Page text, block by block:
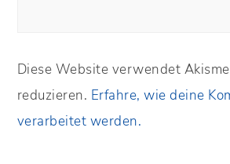
Diese Website verwendet
reduzieren. Erfahre, wie deine
verarbeitet werden.